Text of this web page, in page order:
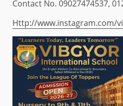
Contact No. 09027474537,
Http://www.instagram.com/